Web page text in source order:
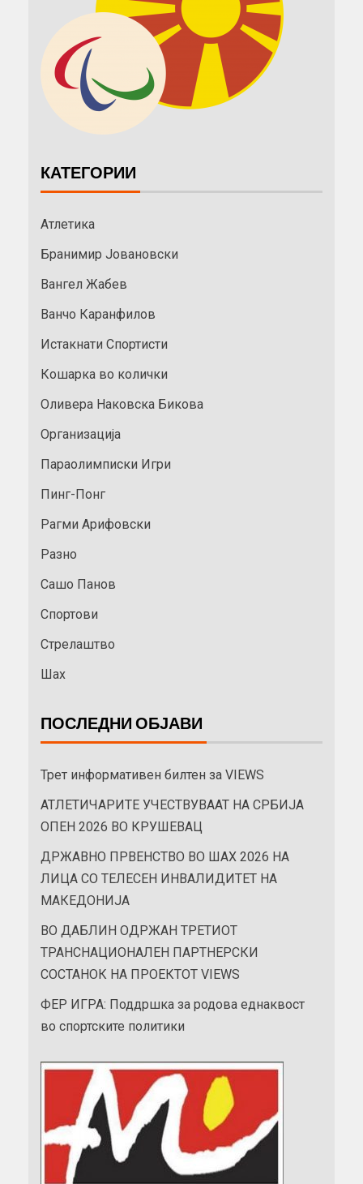
КАТЕГОРИИ
Атлетика
Бранимир Јовановски
Вангел Жабев
Ванчо Каранфилов
Истакнати Спортисти
Кошарка во колички
Оливера Наковска Бикова
Организација
Параолимписки Игри
Пинг-Понг
Рагми Арифовски
Разно
Сашо Панов
Спортови
Стрелаштво
Шах
ПОСЛЕДНИ ОБЈАВИ
Трет информативен билтен за VIEWS
АТЛЕТИЧАРИТЕ УЧЕСТВУВААТ НА СРБИЈА
ОПЕН 2026 ВО КРУШЕВАЦ
ДРЖАВНО ПРВЕНСТВО ВО ШАХ 2026 НА
ЛИЦА СО ТЕЛЕСЕН ИНВАЛИДИТЕТ НА
МАКЕДОНИЈА
ВО ДАБЛИН ОДРЖАН ТРЕТИОТ
ТРАНСНАЦИОНАЛЕН ПАРТНЕРСКИ
СОСТАНОК НА ПРОЕКТОТ VIEWS
ФЕР ИГРА: Поддршка за родова еднаквост
во спортските политики